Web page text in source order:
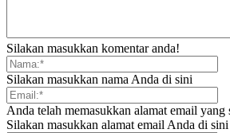
Silakan masukkan komentar anda!
Silakan masukkan nama Anda di sini
Anda telah memasukkan alamat email yang
Silakan masukkan alamat email Anda di sini